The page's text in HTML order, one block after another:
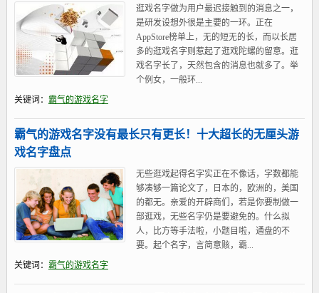
逛戏名字做为用户最迟接触到的消息之一，
是研发设想外很是主要的一环。正在
AppStore榜单上，无的短无的长，而以长居
多的逛戏名字则惹起了逛戏陀螺的留意。逛
戏名字长了，天然包含的消息也就多了。举
个例女，一般环...
关键词： 霸气的游戏名字
霸气的游戏名字没有最长只有更长！十大超长的无厘头游
戏名字盘点
无些逛戏起得名字实正在不像话，字数都能
够凑够一篇论文了，日本的，欧洲的，美国
的都无。亲爱的开辟商们，若是你要制做一
部逛戏，无些名字仍是要避免的。什么拟
人，比方等手法啦，小题目啦，通盘的不
要。起个名字，言简意赅，霸...
关键词： 霸气的游戏名字